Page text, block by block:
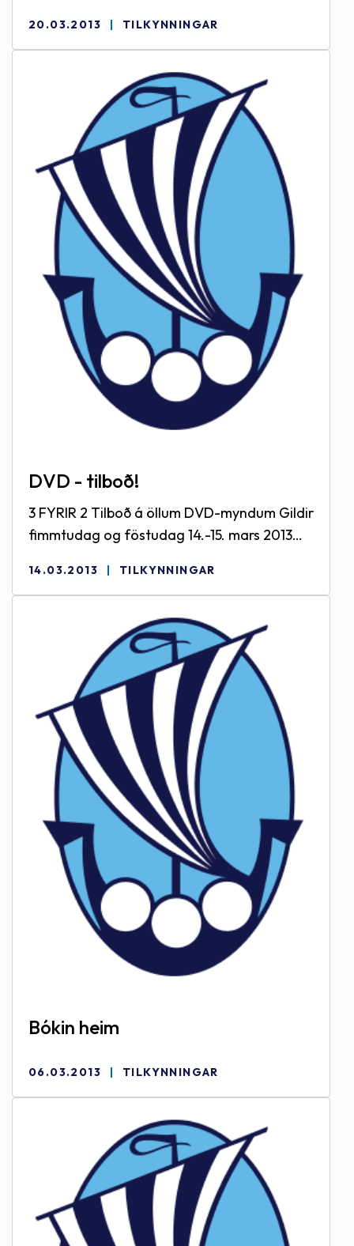
20.03.2013 TILKYNNINGAR
DVD - tilboð!
3 FYRIR 2 Tilboð á öllum DVD-myndum Gildir
fimmtudag og föstudag 14.-15. mars 2013
en á mánudag :) Eitthvað við allra hæfi, verið
velkomin.
14.03.2013 TILKYNNINGAR
Bókin heim
06.03.2013 TILKYNNINGAR